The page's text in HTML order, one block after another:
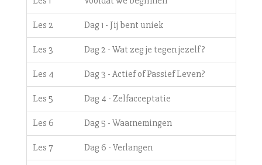
Les 2 Dag 1 - Jij bent uniek
Les 3 Dag 2 - Wat zeg je tegen jezelf?
Les 4 Dag 3 - Actief of Passief Leven?
Les 5 Dag 4 - Zelfacceptatie
Les 6 Dag 5 - Waarnemingen
Les 7 Dag 6 - Verlangen